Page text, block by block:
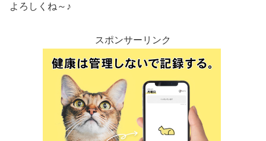
よろしくね～♪
スポンサーリンク